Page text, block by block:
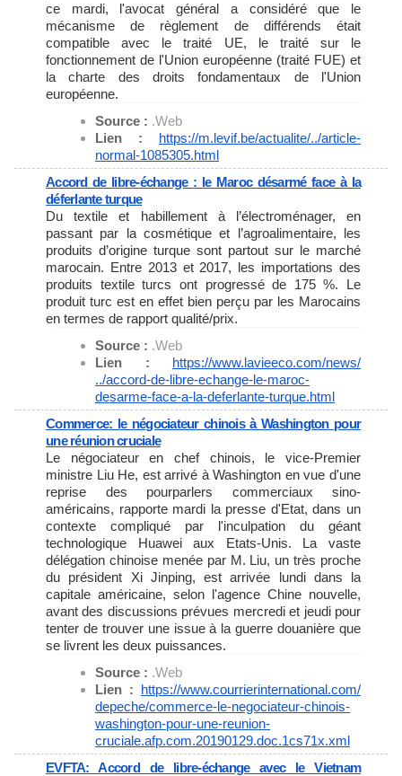
ce mardi, l'avocat général a considéré que le
mécanisme de règlement de différends était
compatible avec le traité UE, le traité sur le
fonctionnement de l'Union européenne (traité FUE) et
la charte des droits fondamentaux de l'Union
européenne.
Source : .Web
Lien : https://m.levif.be/actualite/../article-
normal-1085305.html
Accord de libre-échange : le Maroc désarmé face à la
déferlante turque
Du textile et habillement à l’électroménager, en
passant par la cosmétique et l’agroalimentaire, les
produits d’origine turque sont partout sur le marché
marocain. Entre 2013 et 2017, les importations des
produits textile turcs ont progressé de 175 %. Le
produit turc est en effet bien perçu par les Marocains
en termes de rapport qualité/prix.
Source : .Web
Lien : https://www.lavieeco.com/news/
../accord-de-libre-echange-le-maroc-
desarme-face-a-la-deferlante-turque.html
Commerce: le négociateur chinois à Washington pour
une réunion cruciale
Le négociateur en chef chinois, le vice-Premier
ministre Liu He, est arrivé à Washington en vue d'une
reprise des pourparlers commerciaux sino-
américains, rapporte mardi la presse d'Etat, dans un
contexte compliqué par l'inculpation du géant
technologique Huawei aux Etats-Unis. La vaste
délégation chinoise menée par M. Liu, un très proche
du président Xi Jinping, est arrivée lundi dans la
capitale américaine, selon l'agence Chine nouvelle,
avant des discussions prévues mercredi et jeudi pour
tenter de trouver une issue à la guerre douanière que
se livrent les deux puissances.
Source : .Web
Lien : https://www.courrierinternational.com/
depeche/commerce-le-negociateur-chinois-
washington-pour-une-reunion-
cruciale.afp.com.20190129.doc.1cs71x.xml
EVFTA: Accord de libre-échange avec le Vietnam